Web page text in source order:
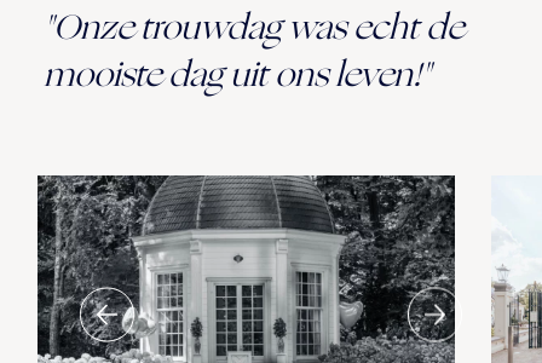
"Onze trouwdag was echt de
mooiste dag uit ons leven!"